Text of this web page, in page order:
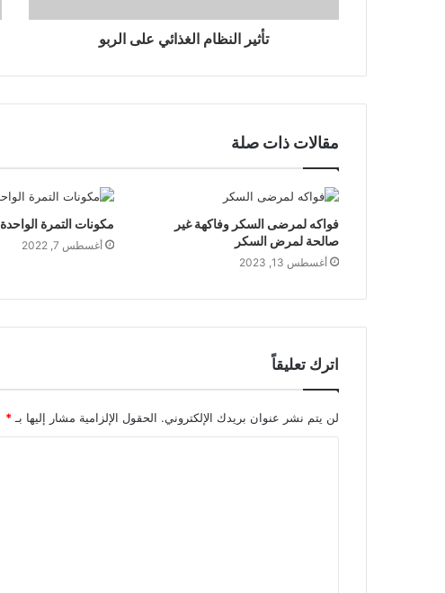
تأثير النظام الغذائي على الربو
مقالات ذات صلة
فواكه لمرضى السكر وفاكهة غير
صالحة لمرض السكر
أغسطس 13, 2023
مكونات التمرة الواحدة
أغسطس 7, 2022
اترك تعليقاً
لن يتم نشر عنوان بريدك الإلكتروني. الحقول الإلزامية مشار إليها بـ *